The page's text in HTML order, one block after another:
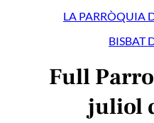
LA PARRÒQUIA
BISBAT
Full
juliol